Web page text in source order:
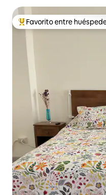
De los mejores en Favorito
Favorito entre